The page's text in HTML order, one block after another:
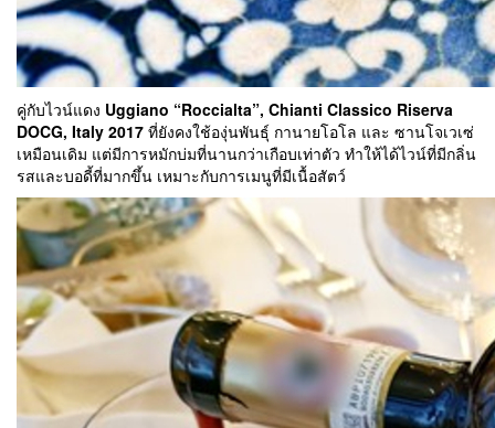
คู่กับไวน์แดง Uggiano “Roccialta”, Chianti Classico Riserva
DOCG, Italy 2017 ที่ยังคงใช้องุ่นพันธุ์ กานายโอโล และ ซานโจเวเซ่
เหมือนเดิม แต่มีการหมักบ่มที่นานกว่าเกือบเท่าตัว ทำให้ได้ไวน์ที่มีกลิ่น
รสและบอดี้ที่มากขึ้น เหมาะกับการเมนูที่มีเนื้อสัตว์